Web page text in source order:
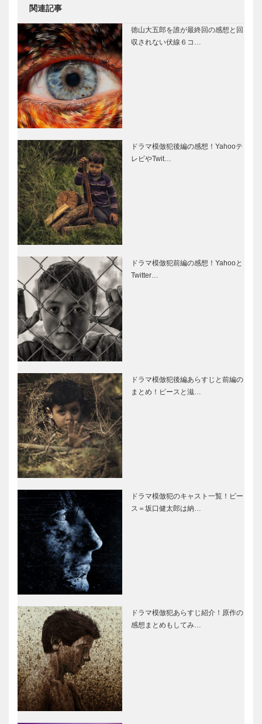
関連記事
徳山大五郎を誰が最終回の感想と回
収されない伏線６コ…
ドラマ模倣犯後編の感想！Yahooテ
レビやTwit…
ドラマ模倣犯前編の感想！Yahooと
Twitter…
ドラマ模倣犯後編あらすじと前編の
まとめ！ピースと滋…
ドラマ模倣犯のキャスト一覧！ピー
ス＝坂口健太郎は納…
ドラマ模倣犯あらすじ紹介！原作の
感想まとめもしてみ…